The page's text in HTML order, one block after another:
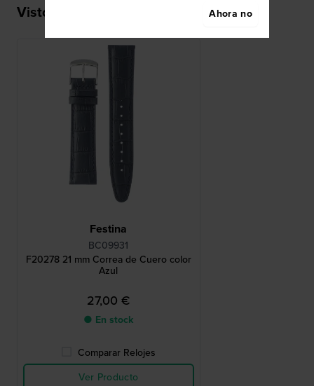
Visto recientemente
Festina
BC09931
F20278 21 mm Correa de Cuero color
Azul
27,00 €
● En stock
Comparar Relojes
Ver Producto
Ahora no